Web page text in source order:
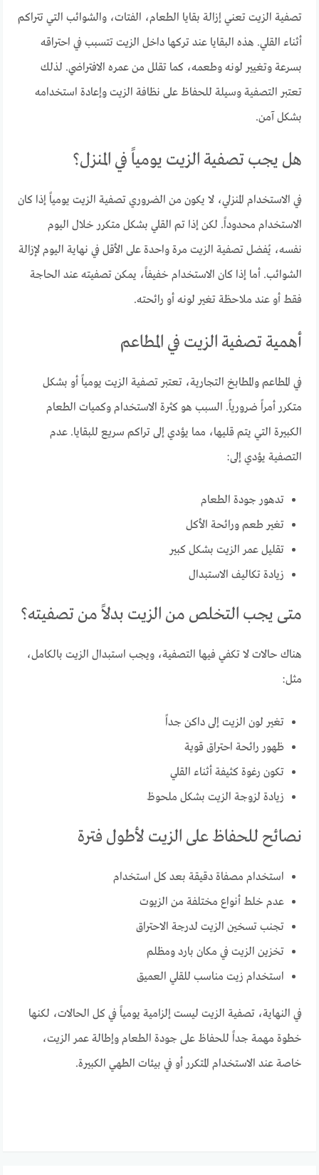
تصفية الزيت تعني إزالة بقايا الطعام، الفتات، والشوائب التي تتراكم
أثناء القلي. هذه البقايا عند تركها داخل الزيت تتسبب في احتراقه
بسرعة وتغيير لونه وطعمه، كما تقلل من عمره الافتراضي. لذلك
تعتبر التصفية وسيلة للحفاظ على نظافة الزيت وإعادة استخدامه
بشكل آمن.
هل يجب تصفية الزيت يومياً في المنزل؟
في الاستخدام المنزلي، لا يكون من الضروري تصفية الزيت يومياً إذا كان
الاستخدام محدوداً. لكن إذا تم القلي بشكل متكرر خلال اليوم
نفسه، يُفضل تصفية الزيت مرة واحدة على الأقل في نهاية اليوم لإزالة
الشوائب. أما إذا كان الاستخدام خفيفاً، يمكن تصفيته عند الحاجة
فقط أو عند ملاحظة تغير لونه أو رائحته.
أهمية تصفية الزيت في المطاعم
في المطاعم والمطابخ التجارية، تعتبر تصفية الزيت يومياً أو بشكل
متكرر أمراً ضرورياً. السبب هو كثرة الاستخدام وكميات الطعام
الكبيرة التي يتم قليها، مما يؤدي إلى تراكم سريع للبقايا. عدم
التصفية يؤدي إلى:
تدهور جودة الطعام
تغير طعم ورائحة الأكل
تقليل عمر الزيت بشكل كبير
زيادة تكاليف الاستبدال
متى يجب التخلص من الزيت بدلاً من تصفيته؟
هناك حالات لا تكفي فيها التصفية، ويجب استبدال الزيت بالكامل،
مثل:
تغير لون الزيت إلى داكن جداً
ظهور رائحة احتراق قوية
تكون رغوة كثيفة أثناء القلي
زيادة لزوجة الزيت بشكل ملحوظ
نصائح للحفاظ على الزيت لأطول فترة
استخدام مصفاة دقيقة بعد كل استخدام
عدم خلط أنواع مختلفة من الزيوت
تجنب تسخين الزيت لدرجة الاحتراق
تخزين الزيت في مكان بارد ومظلم
استخدام زيت مناسب للقلي العميق
في النهاية، تصفية الزيت ليست إلزامية يومياً في كل الحالات، لكنها
خطوة مهمة جداً للحفاظ على جودة الطعام وإطالة عمر الزيت،
خاصة عند الاستخدام المتكرر أو في بيئات الطهي الكبيرة.